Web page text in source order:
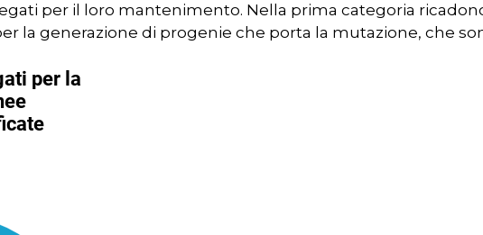
per il loro mantenimento. Nella prima categoria
la generazione di progenie che porta la mutazione, che